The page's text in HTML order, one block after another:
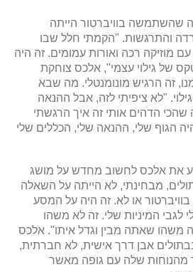
שהשתמשה בוויברטור הייתה
והתרגשות. "הקמתי חלל שבו
מוזיקה רכה ואורות עמומים. זה היה
של גילוי עצמי", אלכס צוחקת
זה הרגיש מונומנטלי. מה שבא
"לא ציפיתי לזה, אבל ההנאה
שהכי הדהים אותי זה איך הרגשתי
את אלכס לחשוב מחדש על מושג
מבחינתי, לא הייתה על השאלה
או לא. זה היה על המסע
לגבי המיניות שלי. זה לא משהו
משהו שאתה מבין וגדל איתו". אלכס
אבן דרך אישית, לא חברתית,
מהנוחות שלה עם גופה מאשר